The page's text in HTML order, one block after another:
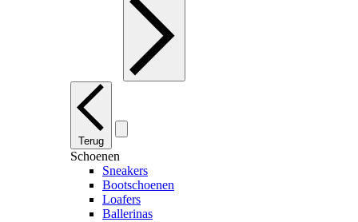
Terug
Schoenen
Sneakers
Bootschoenen
Loafers
Ballerinas